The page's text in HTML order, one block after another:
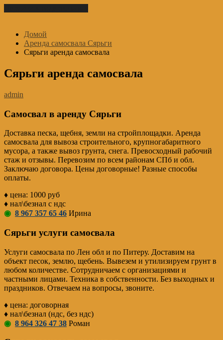
Домой
Аренда самосвала Сярьги
Сярьги аренда самосвала
Сярьги аренда самосвала
admin
Самосвал в аренду Сярьги
Доставка песка, щебня, земли на стройплощадки. Аренда
самосвала для вывоза строительного, крупногабаритного
мусора, а также вывоз грунта, снега. Превосходный рабочий
стаж и отзывы. Перевозим по всем районам СПб и обл.
Заключаю договора. Цены договорные! Разные способы
оплаты.
♦ цена: 1000 руб
♦ нал\безнал с ндс
◉ 8 967 357 65 46 Ирина
Сярьги услуги самосвала
Услуги самосвала по Лен обл и по Питеру. Доставим на
объект песок, землю, щебень. Вывезем и утилизируем грунт в
любом количестве. Сотрудничаем с организациями и
частными лицами. Техника в собственности. Без выходных и
праздников. Отвечаем на вопросы, звоните.
♦ цена: договорная
♦ нал\безнал (ндс, без ндс)
◉ 8 964 326 47 38 Роман